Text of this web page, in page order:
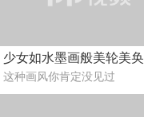
少女如水墨画般美轮美奂
这种画风你肯定没见过